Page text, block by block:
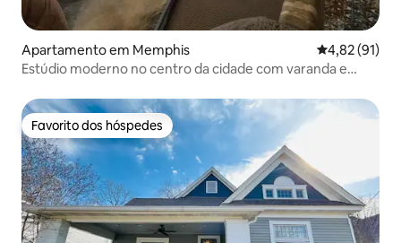
Apartamento em Memphis Classificação
4,82 (91)
Estúdio moderno no centro da cidade com varanda e
Favorito dos hóspedes
Favorito dos hóspedes